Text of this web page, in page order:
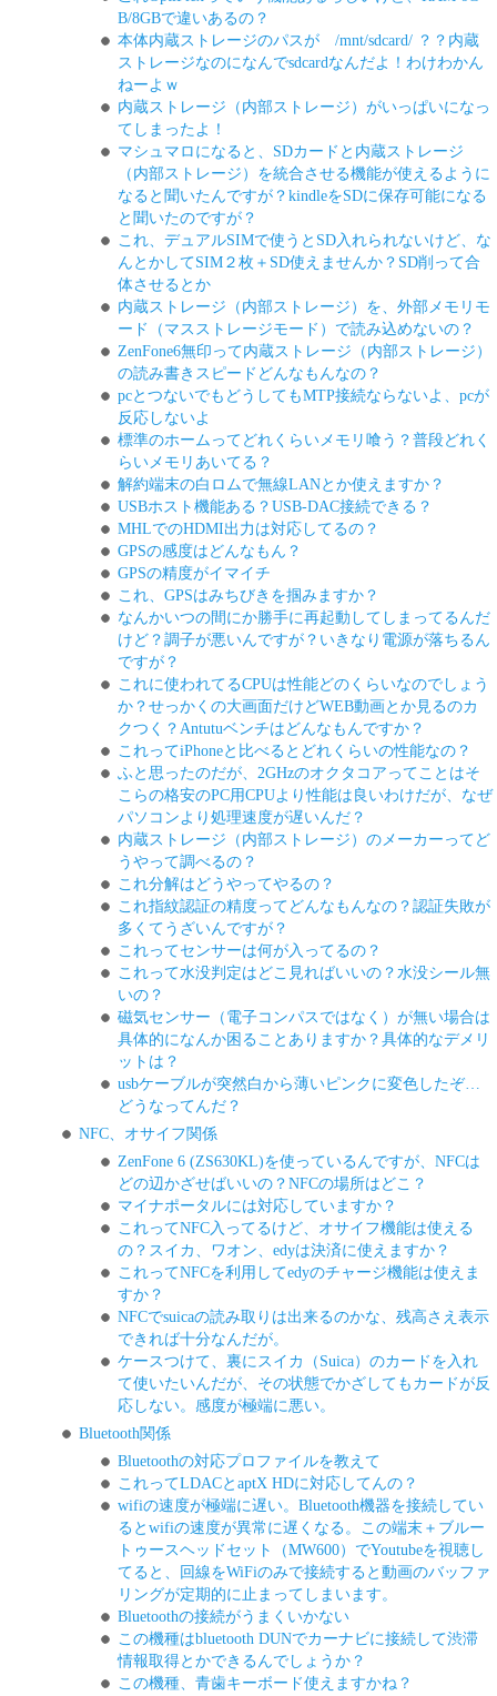
B/8GBで違いあるの？
本体内蔵ストレージのパスが /mnt/sdcard/ ？？内蔵
ストレージなのになんでsdcardなんだよ！わけわかん
ねーよｗ
内蔵ストレージ（内部ストレージ）がいっぱいになっ
てしまったよ！
マシュマロになると、SDカードと内蔵ストレージ
（内部ストレージ）を統合させる機能が使えるように
なると聞いたんですが？kindleをSDに保存可能になる
と聞いたのですが？
これ、デュアルSIMで使うとSD入れられないけど、な
んとかしてSIM２枚＋SD使えませんか？SD削って合
体させるとか
内蔵ストレージ（内部ストレージ）を、外部メモリモ
ード（マスストレージモード）で読み込めないの？
ZenFone6無印って内蔵ストレージ（内部ストレージ）
の読み書きスピードどんなもんなの？
pcとつないでもどうしてもMTP接続ならないよ、pcが
反応しないよ
標準のホームってどれくらいメモリ喰う？普段どれく
らいメモリあいてる？
解約端末の白ロムで無線LANとか使えますか？
USBホスト機能ある？USB-DAC接続できる？
MHLでのHDMI出力は対応してるの？
GPSの感度はどんなもん？
GPSの精度がイマイチ
これ、GPSはみちびきを掴みますか？
なんかいつの間にか勝手に再起動してしまってるんだ
けど？調子が悪いんですが？いきなり電源が落ちるん
ですが？
これに使われてるCPUは性能どのくらいなのでしょう
か？せっかくの大画面だけどWEB動画とか見るのカ
クつく？Antutuベンチはどんなもんですか？
これってiPhoneと比べるとどれくらいの性能なの？
ふと思ったのだが、2GHzのオクタコアってことはそ
こらの格安のPC用CPUより性能は良いわけだが、なぜ
パソコンより処理速度が遅いんだ？
内蔵ストレージ（内部ストレージ）のメーカーってど
うやって調べるの？
これ分解はどうやってやるの？
これ指紋認証の精度ってどんなもんなの？認証失敗が
多くてうざいんですが？
これってセンサーは何が入ってるの？
これって水没判定はどこ見ればいいの？水没シール無
いの？
磁気センサー（電子コンパスではなく）が無い場合は
具体的になんか困ることありますか？具体的なデメリ
ットは？
usbケーブルが突然白から薄いピンクに変色したぞ…
どうなってんだ？
NFC、オサイフ関係
ZenFone 6 (ZS630KL)を使っているんですが、NFCは
どの辺かざせばいいの？NFCの場所はどこ？
マイナポータルには対応していますか？
これってNFC入ってるけど、オサイフ機能は使える
の？スイカ、ワオン、edyは決済に使えますか？
これってNFCを利用してedyのチャージ機能は使えま
すか？
NFCでsuicaの読み取りは出来るのかな、残高さえ表示
できれば十分なんだが。
ケースつけて、裏にスイカ（Suica）のカードを入れ
て使いたいんだが、その状態でかざしてもカードが反
応しない。感度が極端に悪い。
Bluetooth関係
Bluetoothの対応プロファイルを教えて
これってLDACとaptX HDに対応してんの？
wifiの速度が極端に遅い。Bluetooth機器を接続してい
るとwifiの速度が異常に遅くなる。この端末＋ブルー
トゥースヘッドセット（MW600）でYoutubeを視聴し
てると、回線をWiFiのみで接続すると動画のバッファ
リングが定期的に止まってしまいます。
Bluetoothの接続がうまくいかない
この機種はbluetooth DUNでカーナビに接続して渋滞
情報取得とかできるんでしょうか？
この機種、青歯キーボード使えますかね？